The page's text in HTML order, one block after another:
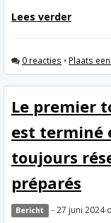
Lees verder
0 reacties • Plaats
Le premier
est terminé
toujours
préparés
Bericht - 27 juni 2024